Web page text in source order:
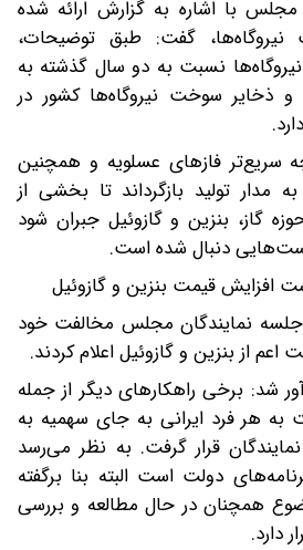
با اشاره به گزارش ارائه شده
گفت: طبق توضیحات،
نسبت به دو سال گذشته به
ذخایر سوخت نیروگاه‌ها کشور در
سریع‌تر فازهای عسلویه و همچنین
مدار تولید بازگرداند تا بخشی از
گاز، بنزین و گازوئیل جبران شود
دنبال شده است.
افزایش قیمت بنزین و گازوئیل
نمایندگان مجلس مخالفت خود
از بنزین و گازوئیل اعلام کردند.
شد: برخی راهکارهای دیگر از جمله
هر فرد ایرانی به جای سهمیه به
قرار گرفت. به نظر می‌رسد
دولت است البته بنا برگفته
همچنان در حال مطالعه و بررسی
دارد.